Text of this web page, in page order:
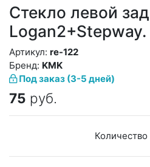
Стекло левой
Logan2+Stepway.
Под заказ (3-5 дней)
Бренд: KMK
Артикул: re-122
75 руб.
Количество